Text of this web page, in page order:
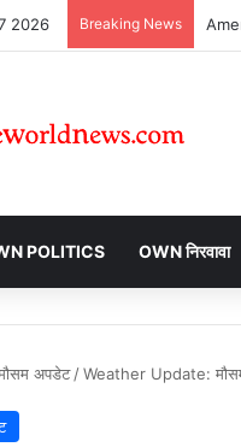
2026 Breaking News
POLITICS OWN निरवावा
अपडेट /Weather Update: मौसम